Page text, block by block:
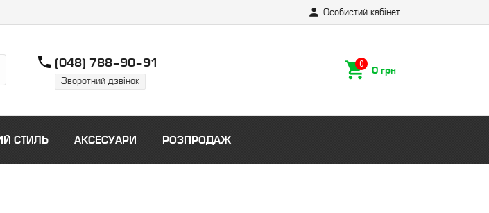
Особистий кабінет
phone (048) 788–90–91
Зворотний дзвінок
0 грн
СТИЛЬ АКСЕСУАРИ РОЗПРОДАЖ